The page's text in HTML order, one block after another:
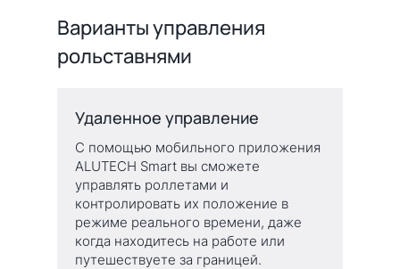
Варианты управления
рольставнями
Удаленное управление
С помощью мобильного приложения
ALUTECH Smart вы сможете
управлять роллетами и
контролировать их положение в
режиме реального времени, даже
когда находитесь на работе или
путешествуете за границей.